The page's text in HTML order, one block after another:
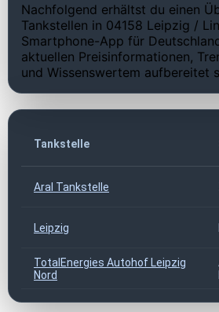
Nachfolgend erhältst du einen
Tankstellen in 04158 Leipzig /
Smartphone-App für
aktuellen Preisinformationen,
und Wissenswertem aufbereitet
Tankstelle
Aral Tankstelle
Leipzig
TotalEnergies Autohof Leipzig
Nord